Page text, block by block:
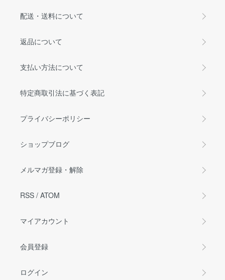
配送・送料について
返品について
支払い方法について
特定商取引法に基づく表記
プライバシーポリシー
ショップブログ
メルマガ登録・解除
RSS / ATOM
マイアカウント
会員登録
ログイン